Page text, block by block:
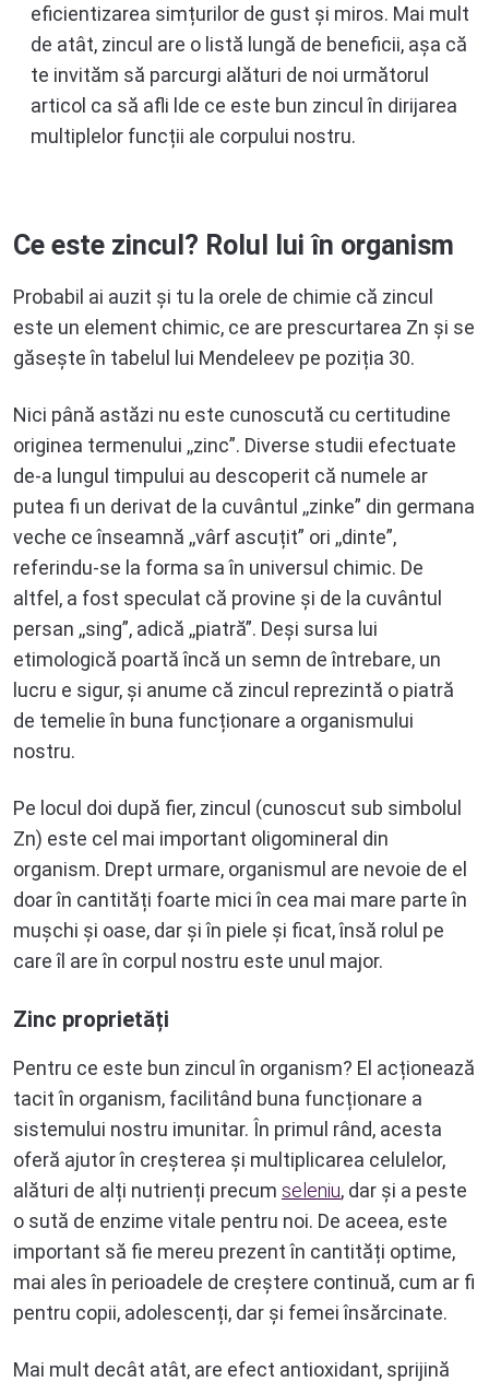
eficientizarea simțurilor de gust și miros. Mai mult
de atât, zincul are o listă lungă de beneficii, așa că
te invităm să parcurgi alături de noi următorul
articol ca să afli lde ce este bun zincul în dirijarea
multiplelor funcții ale corpului nostru.
Ce este zincul? Rolul lui în organism
Probabil ai auzit și tu la orele de chimie că zincul
este un element chimic, ce are prescurtarea Zn și se
găsește în tabelul lui Mendeleev pe poziția 30.
Nici până astăzi nu este cunoscută cu certitudine
originea termenului ,,zinc”. Diverse studii efectuate
de-a lungul timpului au descoperit că numele ar
putea fi un derivat de la cuvântul ,,zinke” din germana
veche ce înseamnă ,,vârf ascuțit” ori ,,dinte”,
referindu-se la forma sa în universul chimic. De
altfel, a fost speculat că provine și de la cuvântul
persan ,,sing”, adică ,,piatră”. Deși sursa lui
etimologică poartă încă un semn de întrebare, un
lucru e sigur, și anume că zincul reprezintă o piatră
de temelie în buna funcționare a organismului
nostru.
Pe locul doi după fier, zincul (cunoscut sub simbolul
Zn) este cel mai important oligomineral din
organism. Drept urmare, organismul are nevoie de el
doar în cantități foarte mici în cea mai mare parte în
mușchi și oase, dar și în piele și ficat, însă rolul pe
care îl are în corpul nostru este unul major.
Zinc proprietăți
Pentru ce este bun zincul în organism? El acționează
tacit în organism, facilitând buna funcționare a
sistemului nostru imunitar. În primul rând, acesta
oferă ajutor în creșterea și multiplicarea celulelor,
alături de alți nutrienți precum seleniu, dar și a peste
o sută de enzime vitale pentru noi. De aceea, este
important să fie mereu prezent în cantități optime,
mai ales în perioadele de creștere continuă, cum ar fi
pentru copii, adolescenți, dar și femei însărcinate.
Mai mult decât atât, are efect antioxidant, sprijină